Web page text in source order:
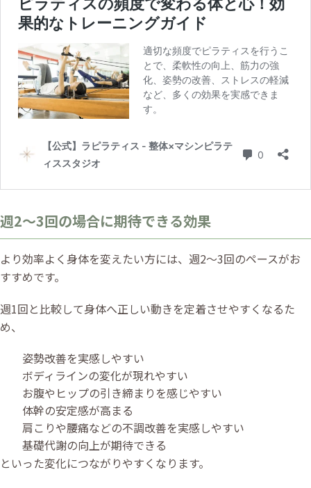
週2〜3回の場合に期待できる効果
より効率よく身体を変えたい方には、週2〜3回のペースがお
すすめです。
週1回と比較して身体へ正しい動きを定着させやすくなるた
め、
姿勢改善を実感しやすい
ボディラインの変化が現れやすい
お腹やヒップの引き締まりを感じやすい
体幹の安定感が高まる
肩こりや腰痛などの不調改善を実感しやすい
基礎代謝の向上が期待できる
といった変化につながりやすくなります。